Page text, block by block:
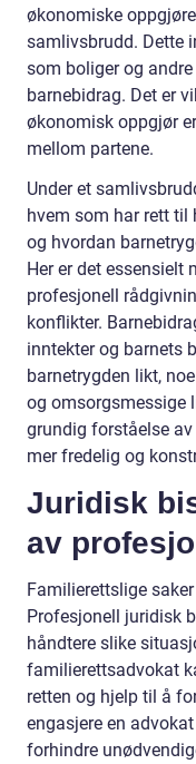
økonomiske
samlivsbrudd. Dette
som boliger og
barnebidrag. Det er
økonomisk oppgjør
mellom partene.
Under et
hvem som har rett til
og hvordan
Her er det essensielt
profesjonell
konflikter.
inntekter og barnets
barnetrygden likt,
og omsorgsmessige
grundig forståelse
mer fredelig og
Juridisk
av
Familierettslige
Profesjonell juridisk
håndtere slike
familierettsadvokat
retten og hjelp til å
engasjere en
forhindre